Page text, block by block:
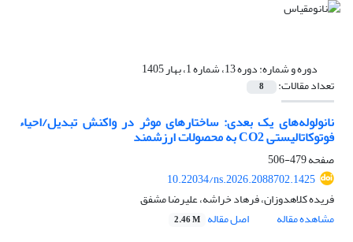
دوره و شماره:دوره 13، شماره 1، بهار 1405
تعداد مقالات: 8
نانولوله‌های یک بعدی: ساختارهای موثر در واکنش تبدیل/احیاء
فوتوکاتالیستی CO2 به محصولات ارزشمند
صفحه479-506
10.22034/ns.2026.2088702.1425
فریده کلاهدوزان، فرهاد خراشه، علیرضا مشفق
مشاهده مقاله
اصل مقاله 2.46 M